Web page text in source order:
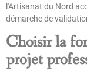
l'Artisanat du Nord
démarche de
Choisir la
projet